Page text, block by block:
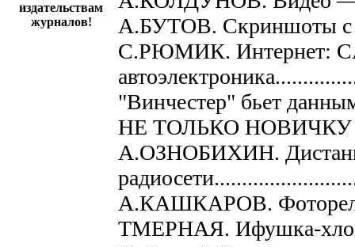
издательствам
журналов!
А.БУТОВ. Скриншоты с
С.РЮМИК. Интернет:
"Винчестер" бьет
НЕ ТОЛЬКО НОВИЧКУ
А.ОЗНОБИХИН.
А.КАШКАРОВ.
ТМЕРНАЯ. Ифушка-